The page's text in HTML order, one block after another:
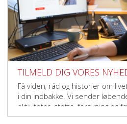
TILMELD DIG VORES
Få viden, råd og historier om
i din indbakke. Vi sender
aktiviteter, støtte, forskning og
der vil gøre en forskel.